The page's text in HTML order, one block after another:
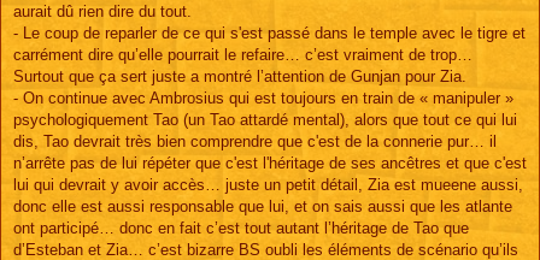
aurait dû rien dire du tout.
- Le coup de reparler de ce qui s'est passé dans le temple avec le tigre et
carrément dire qu’elle pourrait le refaire… c’est vraiment de trop…
Surtout que ça sert juste a montré l’attention de Gunjan pour Zia.
- On continue avec Ambrosius qui est toujours en train de « manipuler »
psychologiquement Tao (un Tao attardé mental), alors que tout ce qui lui
dis, Tao devrait très bien comprendre que c'est de la connerie pur… il
n’arrête pas de lui répéter que c'est l'héritage de ses ancêtres et que c'est
lui qui devrait y avoir accès… juste un petit détail, Zia est mueene aussi,
donc elle est aussi responsable que lui, et on sais aussi que les atlante
ont participé… donc en fait c’est tout autant l’héritage de Tao que
d’Esteban et Zia… c’est bizarre BS oubli les éléments de scénario qu’ils